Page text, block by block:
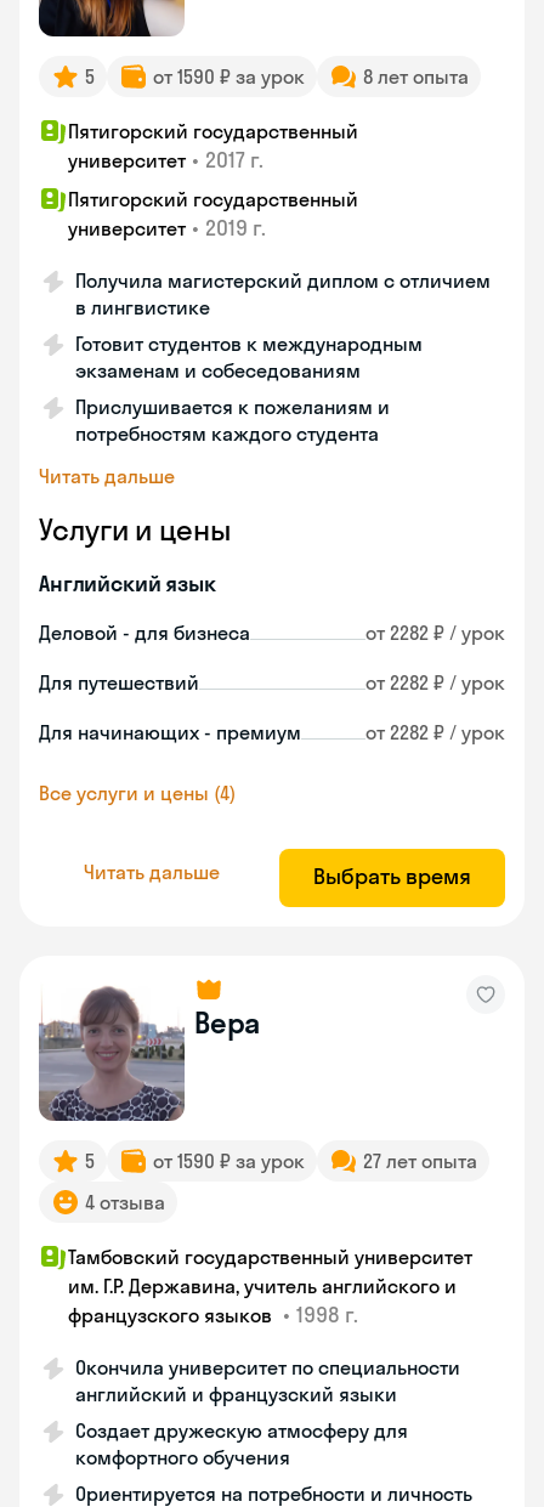
5 от 1590 ₽ за урок 8 лет опыта
Пятигорский государственный
университет • 2017 г.
Пятигорский государственный
университет • 2019 г.
Получила магистерский диплом с отличием
в лингвистике
Готовит студентов к международным
экзаменам и собеседованиям
Прислушивается к пожеланиям и
потребностям каждого студента
Читать дальше
Услуги и цены
Английский язык
Деловой - для бизнеса от 2282 ₽ / урок
Для путешествий от 2282 ₽ / урок
Для начинающих - премиум от 2282 ₽ / урок
Все услуги и цены (4)
Читать дальше Выбрать время
Вера
5 от 1590 ₽ за урок
27 лет опыта
4 отзыва
Тамбовский государственный университет
им. Г.Р. Державина, учитель английского и
французского языков • 1998 г.
Окончила университет по специальности
английский и французский языки
Создает дружескую атмосферу для
комфортного обучения
Ориентируется на потребности и личность